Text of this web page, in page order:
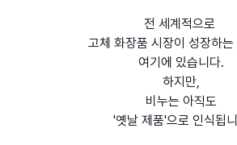
전 세계적으로
고체 화장품 시장이 성장하는
여기에 있습니다.
하지만,
비누는 아직도
'옛날 제품'으로 인식됩